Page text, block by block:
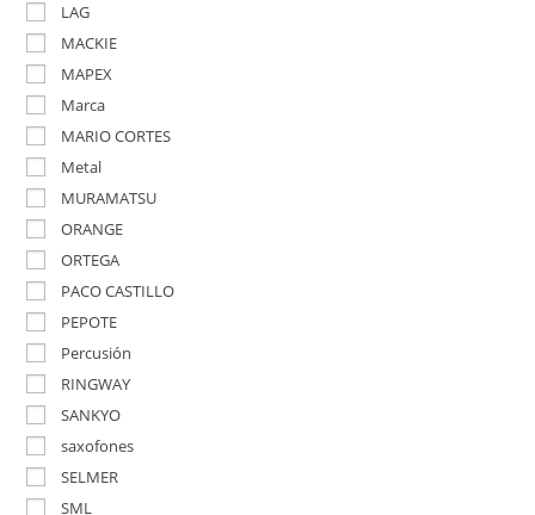
LAG
MACKIE
MAPEX
Marca
MARIO CORTES
Metal
MURAMATSU
ORANGE
ORTEGA
PACO CASTILLO
PEPOTE
Percusión
RINGWAY
SANKYO
saxofones
SELMER
SML